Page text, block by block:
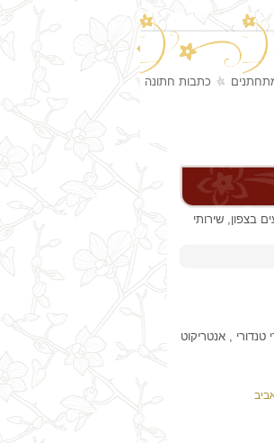
כתבות חתונה
בצפון, שירותי
, אנטריקוט